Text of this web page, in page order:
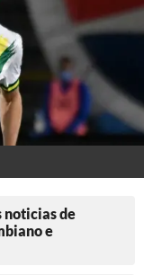
noticias de
e